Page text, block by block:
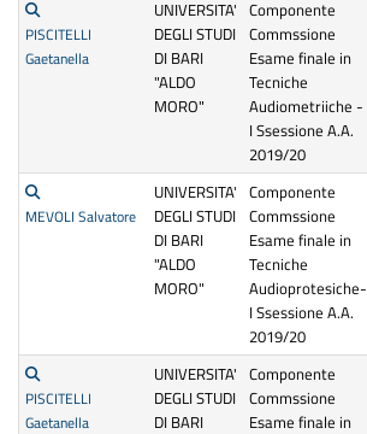
PISCITELLI
Gaetanella
UNIVERSITA'
DEGLI STUDI
DI BARI
"ALDO
MORO"
Componente
Commssione
Esame finale in
Tecniche
Audiometriiche -
I Ssessione A.A.
2019/20
MEVOLI Salvatore
UNIVERSITA'
DEGLI STUDI
DI BARI
"ALDO
MORO"
Componente
Commssione
Esame finale in
Tecniche
Audioprotesiche-
I Ssessione A.A.
2019/20
PISCITELLI
Gaetanella
UNIVERSITA'
DEGLI STUDI
DI BARI
Componente
Commssione
Esame finale in